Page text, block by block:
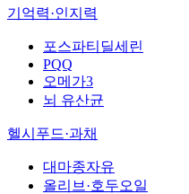
기억력·인지력
포스파티딜세린
PQQ
오메가3
뇌 유산균
헬시푸드·과채
대마종자유
올리브·호두오일